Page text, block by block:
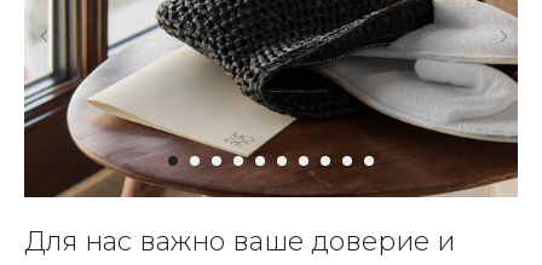
Для нас важно ваше доверие и